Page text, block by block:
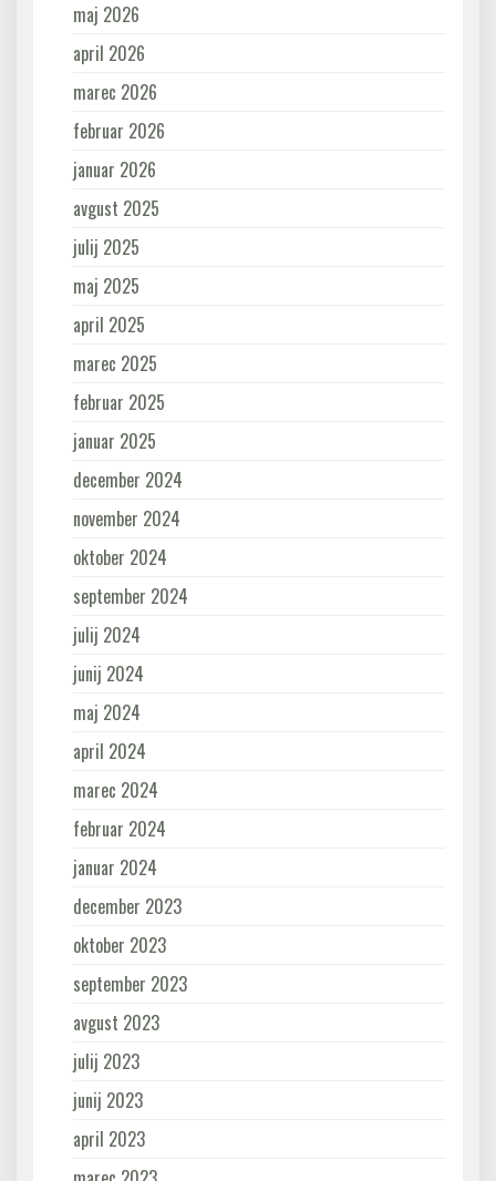
maj 2026
april 2026
marec 2026
februar 2026
januar 2026
avgust 2025
julij 2025
maj 2025
april 2025
marec 2025
februar 2025
januar 2025
december 2024
november 2024
oktober 2024
september 2024
julij 2024
junij 2024
maj 2024
april 2024
marec 2024
februar 2024
januar 2024
december 2023
oktober 2023
september 2023
avgust 2023
julij 2023
junij 2023
april 2023